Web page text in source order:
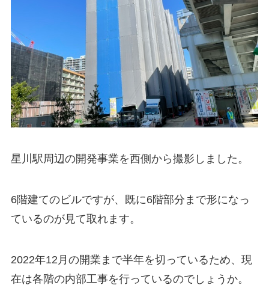
星川駅周辺の開発事業を西側から撮影しました。
6階建てのビルですが、既に6階部分まで形になっ
ているのが見て取れます。
2022年12月の開業まで半年を切っているため、現
在は各階の内部工事を行っているのでしょうか。